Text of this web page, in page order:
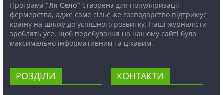
Програма “Ля Село”створена для популяризації
фермерства, адже саме сільське господарство підтримує
країну на шляху до успішного розвитку. Наші журналісти
зроблять усе, щоб перебування на нашому сайті було
максимально інформативним та цікавим.
РОЗДІЛИ КОНТАКТИ